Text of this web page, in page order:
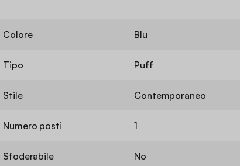
Colore Blu
Tipo Puff
Stile Contemporaneo
Numero posti 1
Sfoderabile No